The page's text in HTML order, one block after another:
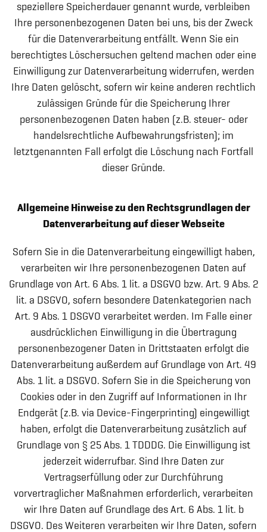
speziellere Speicherdauer genannt wurde, verbleiben
Ihre personenbezogenen Daten bei uns, bis der Zweck
für die Datenverarbeitung entfällt. Wenn Sie ein
berechtigtes Löschersuchen geltend machen oder eine
Einwilligung zur Datenverarbeitung widerrufen, werden
Ihre Daten gelöscht, sofern wir keine anderen rechtlich
zulässigen Gründe für die Speicherung Ihrer
personenbezogenen Daten haben (z.B. steuer- oder
handelsrechtliche Aufbewahrungsfristen); im
letztgenannten Fall erfolgt die Löschung nach Fortfall
dieser Gründe.
Allgemeine Hinweise zu den Rechtsgrundlagen der
Datenverarbeitung auf dieser Webseite
Sofern Sie in die Datenverarbeitung eingewilligt haben,
verarbeiten wir Ihre personenbezogenen Daten auf
Grundlage von Art. 6 Abs. 1 lit. a DSGVO bzw. Art. 9 Abs. 2
lit. a DSGVO, sofern besondere Datenkategorien nach
Art. 9 Abs. 1 DSGVO verarbeitet werden. Im Falle einer
ausdrücklichen Einwilligung in die Übertragung
personenbezogener Daten in Drittstaaten erfolgt die
Datenverarbeitung außerdem auf Grundlage von Art. 49
Abs. 1 lit. a DSGVO. Sofern Sie in die Speicherung von
Cookies oder in den Zugriff auf Informationen in Ihr
Endgerät (z.B. via Device-Fingerprinting) eingewilligt
haben, erfolgt die Datenverarbeitung zusätzlich auf
Grundlage von § 25 Abs. 1 TDDDG. Die Einwilligung ist
jederzeit widerrufbar. Sind Ihre Daten zur
Vertragserfüllung oder zur Durchführung
vorvertraglicher Maßnahmen erforderlich, verarbeiten
wir Ihre Daten auf Grundlage des Art. 6 Abs. 1 lit. b
DSGVO. Des Weiteren verarbeiten wir Ihre Daten, sofern